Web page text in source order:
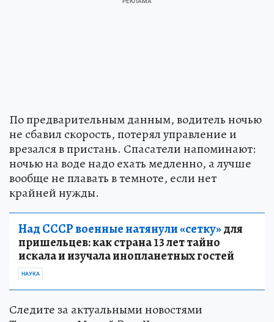
По предварительным данным, водитель ночью
не сбавил скорость, потерял управление и
врезался в пристань. Спасатели напоминают:
ночью на воде надо ехать медленно, а лучше
вообще не плавать в темноте, если нет
крайней нужды.
Над СССР военные натянули «сетку»для
пришельцев: как страна 13 лет тайно
искала и изучала инопланетных гостей
НАУКА
Следите за актуальными новостями